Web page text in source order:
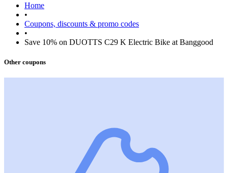
Home
•
Coupons, discounts & promo codes
•
Save 10% on DUOTTS C29 K Electric Bike at Banggood
Other coupons